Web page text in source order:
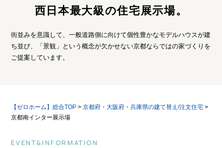
西日本最大級の住宅展示場。
街並みを意識して、一般道路側に向けて個性豊かなモデルハウスが建
ち並び、
「景観」という概念が欠かせない京都ならではの家づくりを
ご提案しています。
【ゼロホーム】総合TOP >京都府・大阪府・兵庫県の建て替え/注文住宅 >
京都南インター展示場
EVENT&INFORMATION